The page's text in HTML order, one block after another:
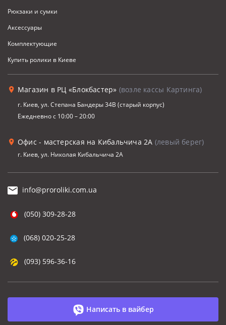
Рюкзаки и сумки
Аксессуары
Комплектующие
Купить ролики в Киеве
Магазин в РЦ «Блокбастер» (возле кассы Картинга)
г. Киев, ул. Степана Бандеры 34В (старый корпус)
Ежедневно с 10:00 – 20:00
Офис - мастерская на Кибальчича 2А (левый берег)
г. Киев, ул. Николая Кибальчича 2А
info@proroliki.com.ua
(050) 309-28-28
(068) 020-25-28
(093) 596-36-16
Написать в вайбер